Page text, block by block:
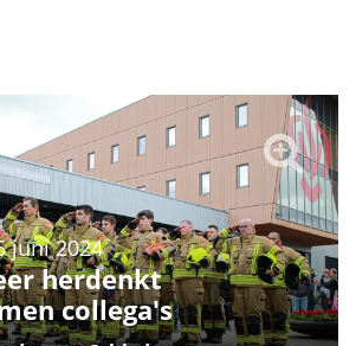
juni 2024
herdenkt
collega's